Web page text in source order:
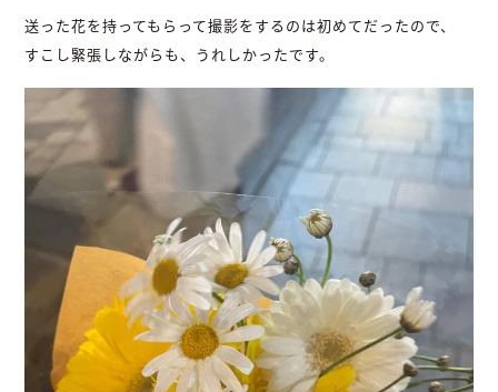
送った花を持ってもらって撮影をするのは初めてだったので、
すこし緊張しながらも、うれしかったです。